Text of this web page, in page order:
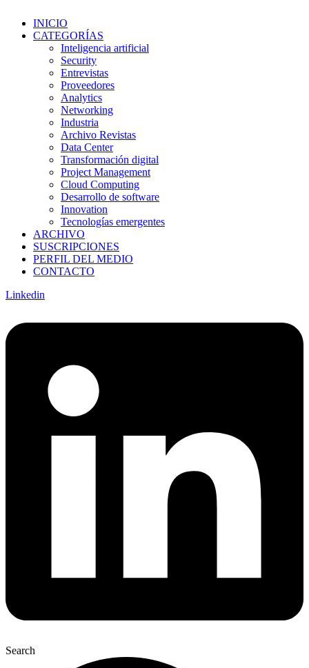
INICIO
CATEGORÍAS
Inteligencia artificial
Security
Entrevistas
Proveedores
Analytics
Networking
Industria
Archivo Revistas
Data Center
Transformación digital
Project Management
Cloud Computing
Desarrollo de software
Innovation
Tecnologías emergentes
ARCHIVO
SUSCRIPCIONES
PERFIL DEL MEDIO
CONTACTO
Linkedin
Search